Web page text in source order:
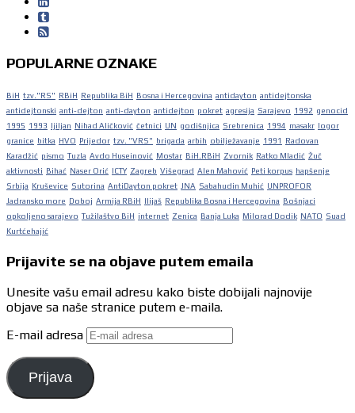
POPULARNE OZNAKE
BiH tzv."RS" RBiH Republika BiH Bosna i Hercegovina antidayton antidejtonska
antidejtonski anti-dejton anti-dayton antidejton pokret agresija Sarajevo 1992 genocid
1995 1993 ljiljan Nihad Aličković četnici UN godišnjica Srebrenica 1994 masakr logor
granice bitka HVO Prijedor tzv. "VRS" brigada arbih obilježavanje 1991
Radovan
Karadžić pismo Tuzla Avdo Huseinović Mostar BiH.RBiH Zvornik Ratko Mladić Žuč
aktivnosti Bihać Naser Orić ICTY Zagreb Višegrad Alen Mahović Peti korpus hapšenje
Srbija Kruševice Sutorina AntiDayton pokret JNA Sabahudin Muhić UNPROFOR
Jadransko more Doboj Armija RBiH Ilijaš Republika Bosna i Hercegovina Bošnjaci
opkoljeno sarajevo Tužilaštvo BiH internet Zenica Banja Luka Milorad Dodik NATO Suad
Kurtćehajić
Prijavite se na objave putem emaila
Unesite vašu email adresu kako biste dobijali najnovije
objave sa naše stranice putem e-maila.
E-mail adresa
Prijava